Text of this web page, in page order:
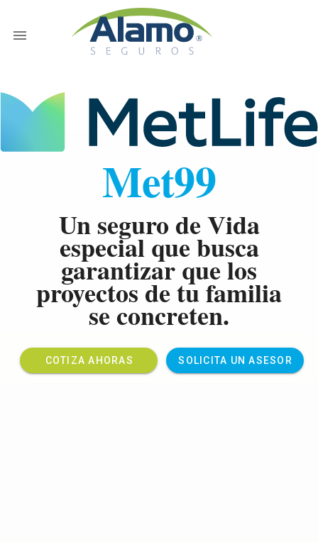
Met99
Un seguro de Vida
especial que busca
garantizar que los
proyectos de tu familia
se concreten.
COTIZA AHORAS SOLICITA UN ASESOR